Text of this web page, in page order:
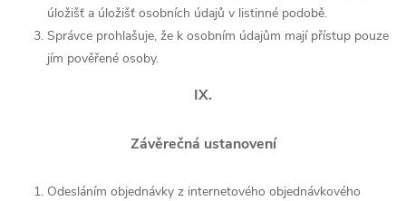
úložišť a úložišť osobních údajů v listinné podobě.
Správce prohlašuje, že k osobním údajům mají přístup pouze
jím pověřené osoby.
IX.
Závěrečná ustanovení
Odesláním objednávky z internetového objednávkového